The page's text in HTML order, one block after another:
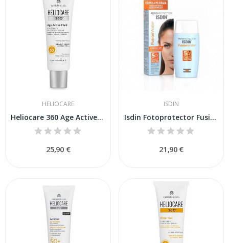
HELIOCARE
Heliocare 360 Age Active Fluid SPF-50 50ml
25,90 €
ISDIN
Isdin Fotoprotector Fusion Water SPF-50+ 50 ml
21,90 €